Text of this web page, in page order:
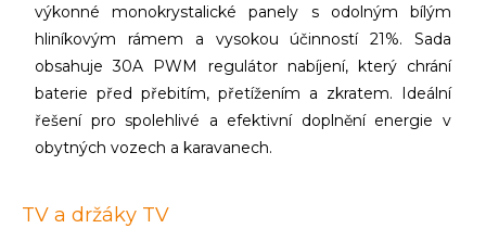
výkonné monokrystalické panely s odolným bílým
hliníkovým rámem a vysokou účinností 21%. Sada
obsahuje 30A PWM regulátor nabíjení, který chrání
baterie před přebitím, přetížením a zkratem. Ideální
řešení pro spolehlivé a efektivní doplnění energie v
obytných vozech a karavanech.
TV a držáky TV